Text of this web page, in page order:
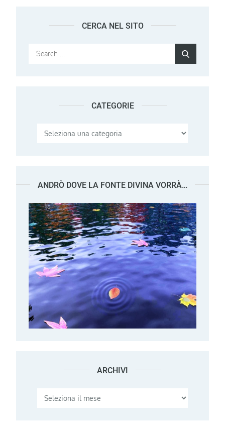
CERCA NEL SITO
Search
CATEGORIE
Categorie
ANDRÒ DOVE LA FONTE DIVINA VORRÀ…
ARCHIVI Archivi